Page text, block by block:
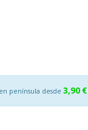
en península desde 3,90 €